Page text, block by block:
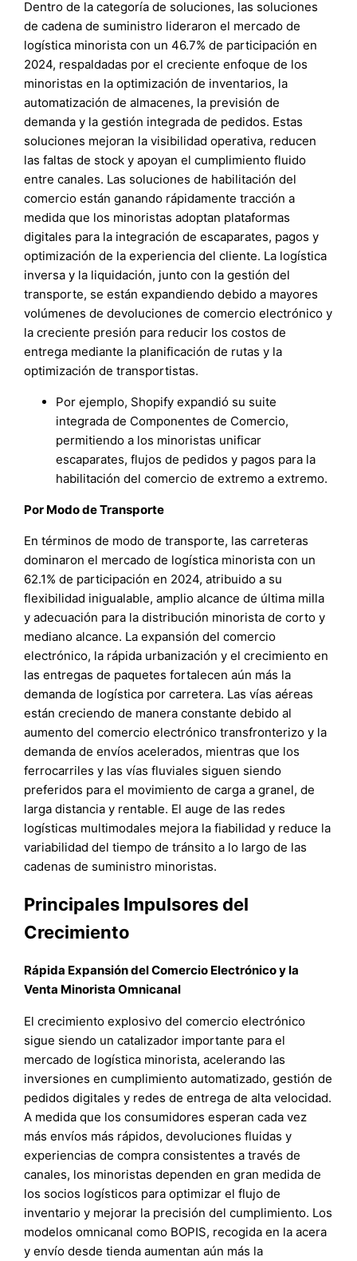
Dentro de la categoría de soluciones, las soluciones
de cadena de suministro lideraron el mercado de
logística minorista con un 46.7% de participación en
2024, respaldadas por el creciente enfoque de los
minoristas en la optimización de inventarios, la
automatización de almacenes, la previsión de
demanda y la gestión integrada de pedidos. Estas
soluciones mejoran la visibilidad operativa, reducen
las faltas de stock y apoyan el cumplimiento fluido
entre canales. Las soluciones de habilitación del
comercio están ganando rápidamente tracción a
medida que los minoristas adoptan plataformas
digitales para la integración de escaparates, pagos y
optimización de la experiencia del cliente. La logística
inversa y la liquidación, junto con la gestión del
transporte, se están expandiendo debido a mayores
volúmenes de devoluciones de comercio electrónico y
la creciente presión para reducir los costos de
entrega mediante la planificación de rutas y la
optimización de transportistas.
Por ejemplo, Shopify expandió su suite
integrada de Componentes de Comercio,
permitiendo a los minoristas unificar
escaparates, flujos de pedidos y pagos para la
habilitación del comercio de extremo a extremo.
Por Modo de Transporte
En términos de modo de transporte, las carreteras
dominaron el mercado de logística minorista con un
62.1% de participación en 2024, atribuido a su
flexibilidad inigualable, amplio alcance de última milla
y adecuación para la distribución minorista de corto y
mediano alcance. La expansión del comercio
electrónico, la rápida urbanización y el crecimiento en
las entregas de paquetes fortalecen aún más la
demanda de logística por carretera. Las vías aéreas
están creciendo de manera constante debido al
aumento del comercio electrónico transfronterizo y la
demanda de envíos acelerados, mientras que los
ferrocarriles y las vías fluviales siguen siendo
preferidos para el movimiento de carga a granel, de
larga distancia y rentable. El auge de las redes
logísticas multimodales mejora la fiabilidad y reduce la
variabilidad del tiempo de tránsito a lo largo de las
cadenas de suministro minoristas.
Principales Impulsores del
Crecimiento
Rápida Expansión del Comercio Electrónico y la
Venta Minorista Omnicanal
El crecimiento explosivo del comercio electrónico
sigue siendo un catalizador importante para el
mercado de logística minorista, acelerando las
inversiones en cumplimiento automatizado, gestión de
pedidos digitales y redes de entrega de alta velocidad.
A medida que los consumidores esperan cada vez
más envíos más rápidos, devoluciones fluidas y
experiencias de compra consistentes a través de
canales, los minoristas dependen en gran medida de
los socios logísticos para optimizar el flujo de
inventario y mejorar la precisión del cumplimiento. Los
modelos omnicanal como BOPIS, recogida en la acera
y envío desde tienda aumentan aún más la